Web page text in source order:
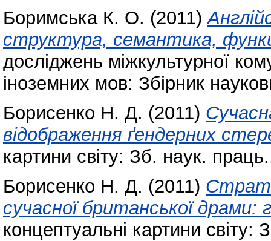
Боримська К. О. (2011)
структура, семантика,
досліджень міжкультурної
іноземних мов: Збірник
Борисенко Н. Д. (2011)
відображення ґендерних
картини світу: Зб. наук.
Борисенко Н. Д. (2011)
сучасної британської драми:
концептуальні картини